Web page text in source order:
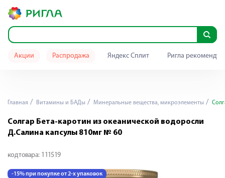
Акции Распродажа Яндекс Сплит Ригла
Главная Витамины и БАДы Минеральные вещества, микроэлементы
Солгар Бета-каротин из океанической водоросли
Д.Салина капсулы 810мг № 60
код товара: 111519
-15% при покупке от 2-х упаковок